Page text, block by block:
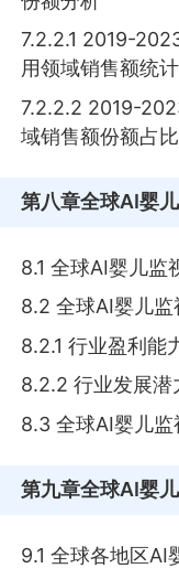
7.2.2.1 2019-
用领域销售额统计
7.2.2.2 2019-
域销售额份额占
第八章全球AI婴
8.1 全球AI婴儿监
8.2 全球AI婴儿
8.2.1 行业盈利能
8.2.2 行业发展潜
8.3 全球AI婴儿
第九章全球AI婴
9.1 全球各地区AI